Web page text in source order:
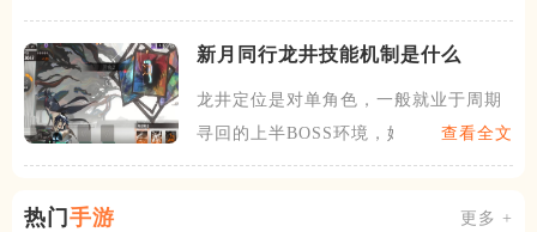
新月同行龙井技能机制是什么
龙井定位是对单角色，一般就业于周期
寻回的上半BOSS环境，她
查看全文
热门 手游 更多 +